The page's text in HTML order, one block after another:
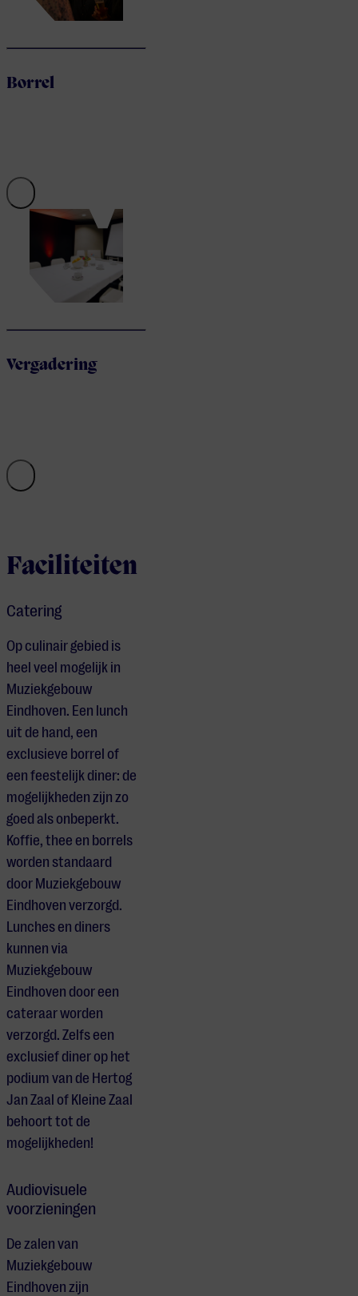
Borrel
Vergadering
Faciliteiten
Catering
Op culinair gebied is
heel veel mogelijk in
Muziekgebouw
Eindhoven. Een lunch
uit de hand, een
exclusieve borrel of
een feestelijk diner: de
mogelijkheden zijn zo
goed als onbeperkt.
Koffie, thee en borrels
worden standaard
door Muziekgebouw
Eindhoven verzorgd.
Lunches en diners
kunnen via
Muziekgebouw
Eindhoven door een
cateraar worden
verzorgd. Zelfs een
exclusief diner op het
podium van de Hertog
Jan Zaal of Kleine Zaal
behoort tot de
mogelijkheden!
Audiovisuele
voorzieningen
De zalen van
Muziekgebouw
Eindhoven zijn